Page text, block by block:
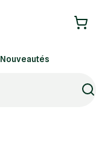
Nouveautés